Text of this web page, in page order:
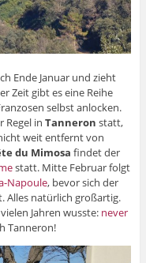
Ende Januar und zieht
Zeit gibt es eine Reihe
selbst anlocken.
Regel in Tanneron statt,
weit entfernt von
du Mimosa findet der
statt. Mitte Februar folgt
Napoule, bevor sich der
Alles natürlich großartig.
Jahren wusste: never
Tanneron!